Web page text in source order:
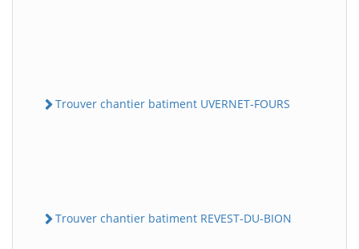
Trouver chantier batiment UVERNET-FOURS
Trouver chantier batiment REVEST-DU-BION